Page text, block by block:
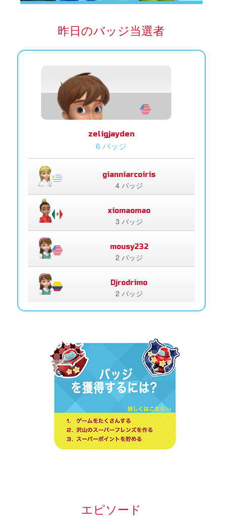
昨日のバッジ当選者
zeligjayden
6 バッジ
gianniarcoiris
4 バッジ
xiomaomao
3 バッジ
mousy232
2 バッジ
Djrodrimo
2 バッジ
エピソード